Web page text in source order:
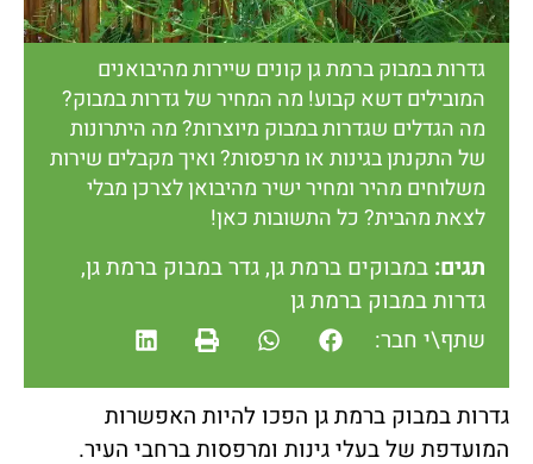
גדרות במבוק ברמת גן קונים שיירות מהיבואנים
המובילים דשא קבוע! מה המחיר של גדרות במבוק?
מה הגדלים שגדרות במבוק מיוצרות? מה היתרונות
של התקנתן בגינות או מרפסות? ואיך מקבלים שירות
משלוחים מהיר ומחיר ישיר מהיבואן לצרכן מבלי
לצאת מהבית? כל התשובות כאן!
תגים: במבוקים ברמת גן,גדר במבוק ברמת גן,
גדרות במבוק ברמת גן
שתף\י חבר:
גדרות במבוק ברמת גן הפכו להיות האפשרות
המועדפת של בעלי גינות ומרפסות ברחבי העיר.